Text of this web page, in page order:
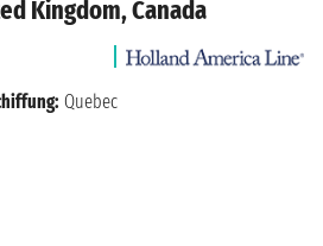
Kingdom, Canada
Quebec